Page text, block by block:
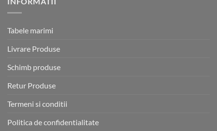
Tabele marimi
Livrare Produse
Schimb produse
Retur Produse
Termeni si conditii
Politica de confidentialitate